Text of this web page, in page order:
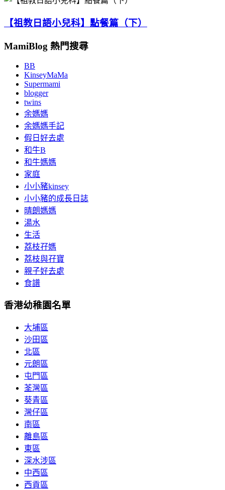
【祖教日語小兒科】點餐篇（下）
MamiBlog 熱門搜尋
BB
KinseyMaMa
Supermami
blogger
twins
余媽媽
余媽媽手記
假日好去處
和牛B
和牛媽媽
家庭
小小豬kinsey
小小豬的成長日誌
晴朗媽媽
湯水
生活
荔枝孖媽
荔枝與孖寶
親子好去處
食譜
香港幼稚園名單
大埔區
沙田區
北區
元朗區
屯門區
荃灣區
葵青區
灣仔區
南區
離島區
東區
深水涉區
中西區
西貢區